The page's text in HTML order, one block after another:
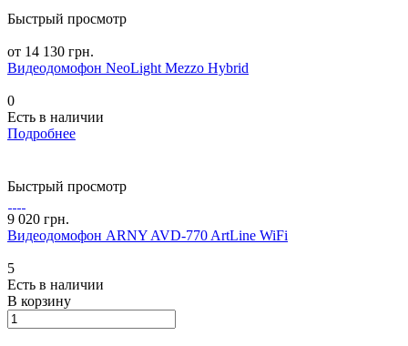
Быстрый просмотр
от 14 130 грн.
Видеодомофон NeoLight Mezzo Hybrid
0
Есть в наличии
Подробнее
Быстрый просмотр
9 020 грн.
Видеодомофон ARNY AVD-770 ArtLine WiFi
5
Есть в наличии
В корзину